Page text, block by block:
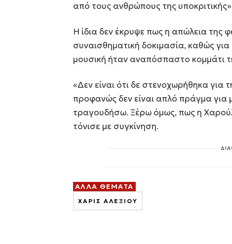
από τους ανθρώπους της
Η ίδια δεν έκρυψε πως η απώλεια της
συναισθηματική δοκιμασία, καθώς
μουσική ήταν αναπόσπαστο κομμάτι
«Δεν είναι ότι δε στενοχωρήθηκα για
προφανώς δεν είναι απλό πράγμα
τραγουδήσω. Ξέρω όμως, πως η
τόνισε με συγκίνηση.
ΑΛΛΑ ΘΕΜΑΤΑ
ΧΑΡΙΣ ΑΛΕΞΙΟΥ